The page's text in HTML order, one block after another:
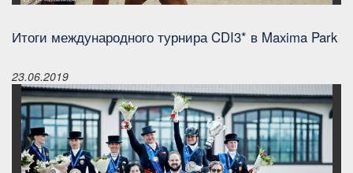
Итоги международного турнира CDI3* в Maxima Park
23.06.2019